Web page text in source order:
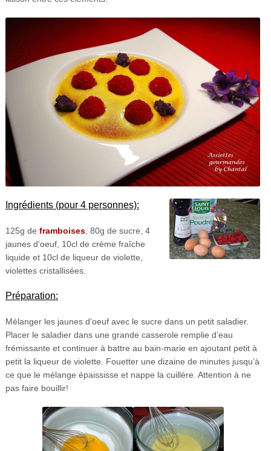
Ingrédients (pour 4 personnes):
125g de framboises, 80g de sucre, 4
jaunes d’oeuf, 10cl de crème fraîche
liquide et 10cl de liqueur de violette,
violettes cristallisées.
Préparation:
Mélanger les jaunes d’oeuf avec le sucre dans un petit saladier.
Placer le saladier dans une grande casserole remplie d’eau
frémissante et continuer à battre au bain-marie en ajoutant petit à
petit la liqueur de violette. Fouetter une dizaine de minutes jusqu’à
ce que le mélange épaississe et nappe la cuillère. Attention à ne
pas faire bouillir!